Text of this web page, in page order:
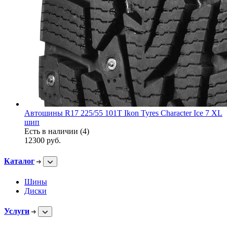
Автошины R17 225/55 101T Ikon Tyres Character Ice 7 XL
шип
Есть в наличии (4)
12300 руб.
Каталог
Шины
Диски
Услуги